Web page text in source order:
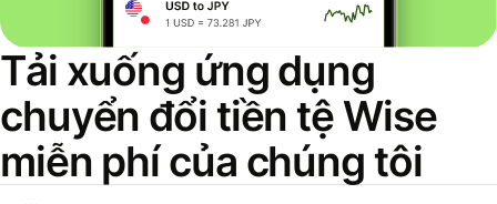
Tải xuống ứng dụng
chuyển đổi tiền tệ Wise
miễn phí của chúng tôi